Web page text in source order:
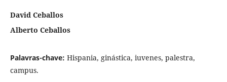
David Ceballos
Alberto Ceballos
Palavras-chave: Hispania, ginástica, iuvenes, palestra,
campus.